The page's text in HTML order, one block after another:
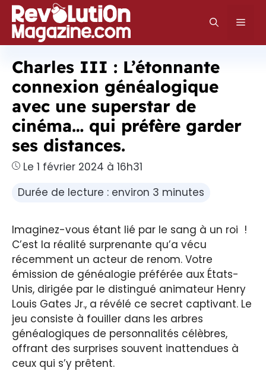
Aller
au
contenu
Charles III : L’étonnante
connexion généalogique
avec une superstar de
cinéma… qui préfère garder
ses distances.
Le 1 février 2024 à 16h31
Durée de lecture : environ 3 minutes
Imaginez-vous étant lié par le sang à un roi !
C’est la réalité surprenante qu’a vécu
récemment un acteur de renom. Votre
émission de généalogie préférée aux États-
Unis, dirigée par le distingué animateur Henry
Louis Gates Jr., a révélé ce secret captivant. Le
jeu consiste à fouiller dans les arbres
généalogiques de personnalités célèbres,
offrant des surprises souvent inattendues à
ceux qui s’y prêtent.